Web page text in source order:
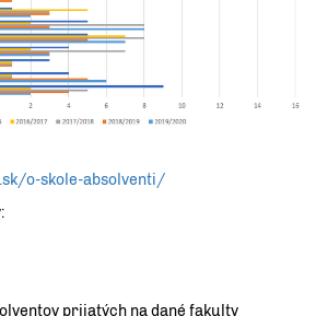
o-skole-absolventi/
prijatých na dané fakulty